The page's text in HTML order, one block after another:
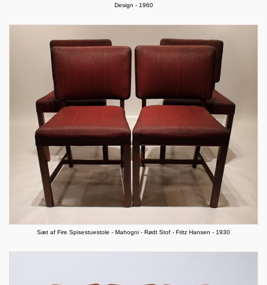
Design - 1960
Sæt af Fire Spisestuestole - Mahogni - Rødt Stof - Fritz Hansen - 1930